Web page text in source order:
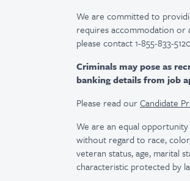
We are committed to
requires accommodation or
please contact 1-855-833-
Criminals may pose as
banking details from job
Please read ourCandidate
We are an equal
without regard to race,
veteran status, age, marital
characteristic protected by